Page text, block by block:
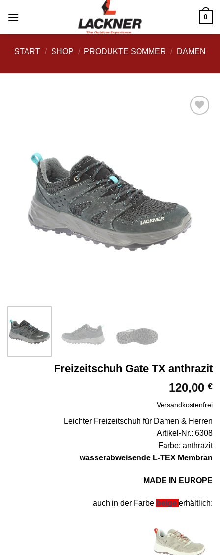
Inhalt
0
START / SHOP / PRODUKTE SOMMER / DAMEN
Freizeitschuh Gate TX anthrazit
120,00 €
Versandkostenfrei
Leichter Freizeitschuh für Damen & Herren
Artikel-Nr.: 6308
Farbe: anthrazit
wasserabweisende L-TEX Membran
MADE IN EUROPE
auch in der Farbe beige erhältlich: